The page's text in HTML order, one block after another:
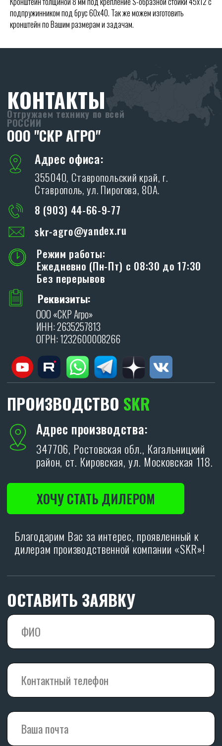
подпружинником под брус 60х40. Так же можем изготовить
кронштейн по Вашим размерам и задачам.
ОСТАВИТЬ ЗАЯВКУ
Политика конфиденциальности.
ПРОИЗВОДСТВОSKR
Режим работы:
Ежедневно (Пн-Пт) с 08:30 до 17:30
Без перерывов
Адрес производства:
347706, Ростовская обл., Кагальницкий
район, ст. Кировская, ул. Московская 118.
Я даю согласие на обработку персональных
конфиденциальности
Реквизиты:
ХОЧУ СТАТЬ ДИЛЕРОМ
Благодарим Вас за интерес, проявленный к
дилерам производственной компании «SKR»!